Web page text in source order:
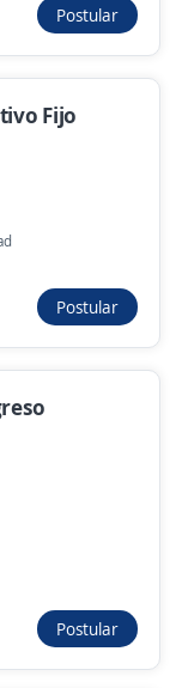
Siguiente
as
de venta
Postular
Fijo
Postular
Postular